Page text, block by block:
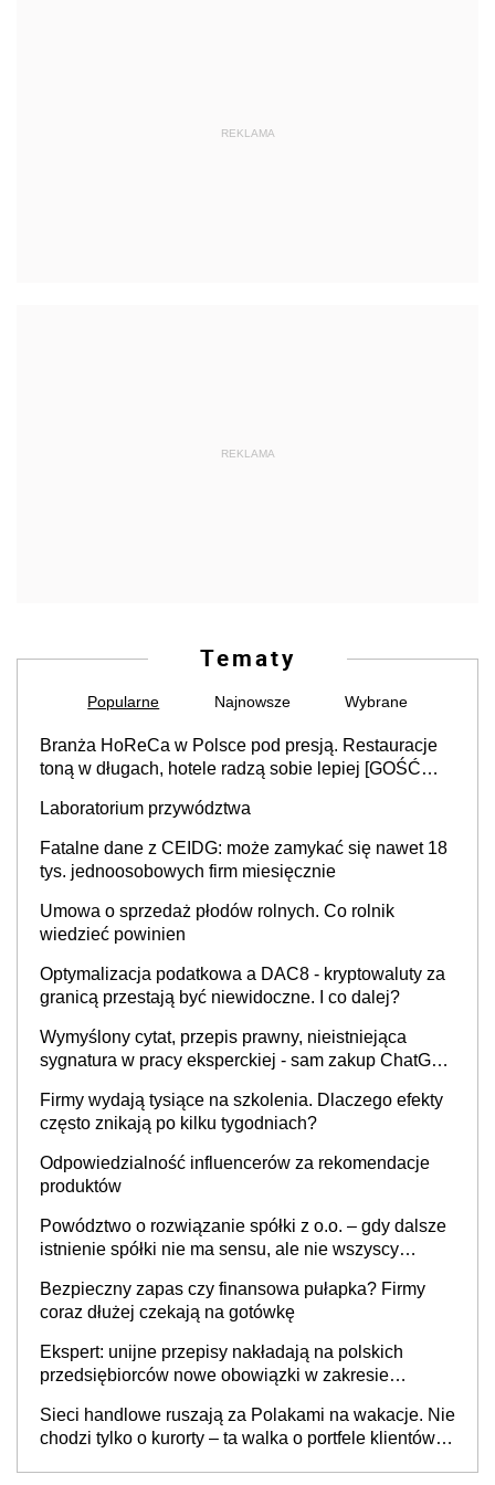
REKLAMA
REKLAMA
Tematy
Popularne Najnowsze Wybrane
Branża HoReCa w Polsce pod presją. Restauracje
toną w długach, hotele radzą sobie lepiej [GOŚĆ
Laboratorium przywództwa
Fatalne dane z CEIDG: może zamykać się nawet 18
tys. jednoosobowych firm miesięcznie
Umowa o sprzedaż płodów rolnych. Co rolnik
wiedzieć powinien
Optymalizacja podatkowa a DAC8 - kryptowaluty za
granicą przestają być niewidoczne. I co dalej?
Wymyślony cytat, przepis prawny, nieistniejąca
sygnatura w pracy eksperckiej - sam zakup ChatGPT
Firmy wydają tysiące na szkolenia. Dlaczego efekty
często znikają po kilku tygodniach?
Odpowiedzialność influencerów za rekomendacje
produktów
Powództwo o rozwiązanie spółki z o.o. – gdy dalsze
istnienie spółki nie ma sensu, ale nie wszyscy
Bezpieczny zapas czy finansowa pułapka? Firmy
coraz dłużej czekają na gotówkę
Ekspert: unijne przepisy nakładają na polskich
przedsiębiorców nowe obowiązki w zakresie
Sieci handlowe ruszają za Polakami na wakacje. Nie
chodzi tylko o kurorty – ta walka o portfele klientów